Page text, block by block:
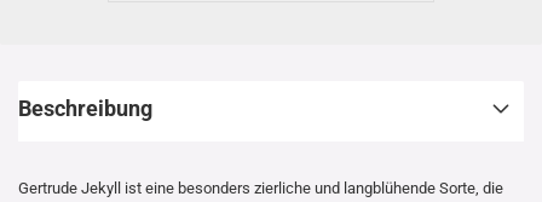
Beschreibung
Gertrude Jekyll ist eine besonders zierliche und langblühende Sorte, die